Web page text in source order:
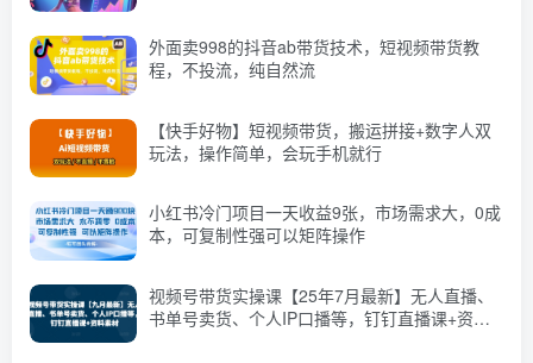
外面卖998的抖音ab带货技术，短视频带货教
程，不投流，纯自然流
【快手好物】短视频带货，搬运拼接+数字人双
玩法，操作简单，会玩手机就行
小红书冷门项目一天收益9张，市场需求大，0成
本，可复制性强可以矩阵操作
视频号带货实操课【25年7月最新】无人直播、
书单号卖货、个人IP口播等，钉钉直播课+资料